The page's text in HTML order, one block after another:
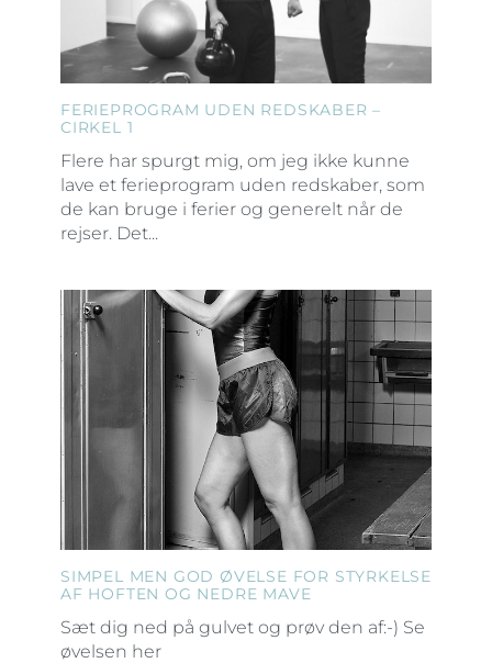
FERIEPROGRAM UDEN REDSKABER –
CIRKEL 1
Flere har spurgt mig, om jeg ikke kunne
lave et ferieprogram uden redskaber, som
de kan bruge i ferier og generelt når de
rejser. Det...
SIMPEL MEN GOD ØVELSE FOR STYRKELSE
AF HOFTEN OG NEDRE MAVE
Sæt dig ned på gulvet og prøv den af:-) Se
øvelsen her